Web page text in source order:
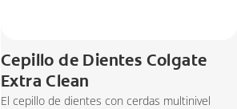
Cepillo de Dientes Colgate
Extra Clean
El cepillo de dientes con cerdas multinivel